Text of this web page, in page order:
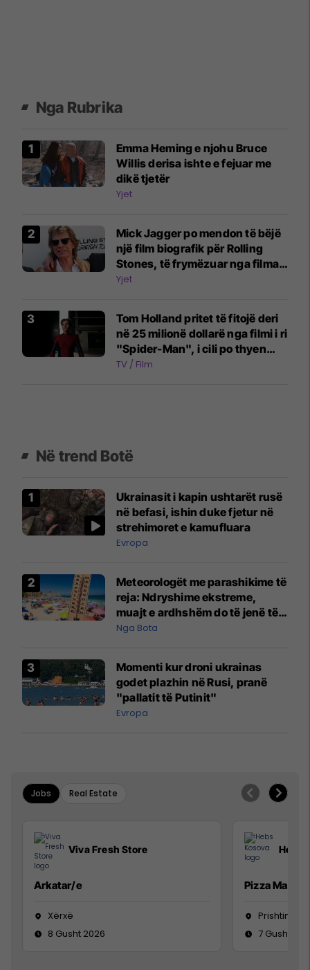
Nga Rubrika
Emma Heming e njohu Bruce
Willis derisa ishte e fejuar me
dikë tjetër
Yjet
Mick Jagger po mendon të bëjë
një film biografik për Rolling
Stones, të frymëzuar nga filmat
e Beatles
Yjet
Tom Holland pritet të fitojë deri
në 25 milionë dollarë nga filmi i ri
"Spider-Man", i cili po thyen
rekorde në kinema
TV / Film
Në trend Botë
Ukrainasit i kapin ushtarët rusë
në befasi, ishin duke fjetur në
strehimoret e kamufluara
Evropa
Meteorologët me parashikime të
reja: Ndryshime ekstreme,
muajt e ardhshëm do të jenë të
pazakontë
Nga Bota
Momenti kur droni ukrainas
godet plazhin në Rusi, pranë
"pallatit të Putinit"
Evropa
Jobs Real Estate
Viva Fresh Store
Arkatar/e
Xërxë
8 Gusht 2026
Hebs
Pizza Man
Prishtinë
7 Gusht